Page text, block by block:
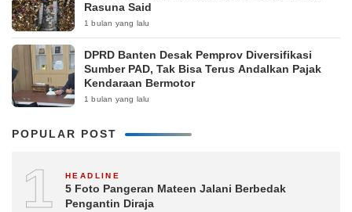
Rasuna Said
1 bulan yang lalu
DPRD Banten Desak Pemprov Diversifikasi
Sumber PAD, Tak Bisa Terus Andalkan Pajak
Kendaraan Bermotor
1 bulan yang lalu
POPULAR POST
1 HEADLINE
5 Foto Pangeran Mateen Jalani Berbedak
Pengantin Diraja